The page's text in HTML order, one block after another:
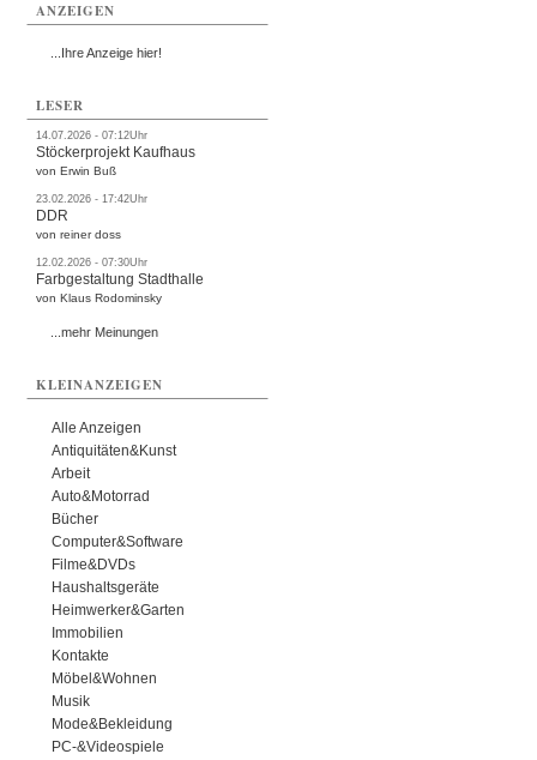
ANZEIGEN
...Ihre Anzeige hier!
LESER
14.07.2026 - 07:12Uhr
Stöckerprojekt Kaufhaus
von Erwin Buß
23.02.2026 - 17:42Uhr
DDR
von reiner doss
12.02.2026 - 07:30Uhr
Farbgestaltung Stadthalle
von Klaus Rodominsky
...mehr Meinungen
KLEINANZEIGEN
Alle Anzeigen
Antiquitäten&Kunst
Arbeit
Auto&Motorrad
Bücher
Computer&Software
Filme&DVDs
Haushaltsgeräte
Heimwerker&Garten
Immobilien
Kontakte
Möbel&Wohnen
Musik
Mode&Bekleidung
PC-&Videospiele